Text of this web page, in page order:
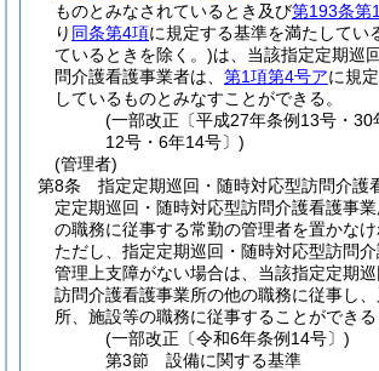
ものとみなされているとき及び第193条第
り 同条第4項に規定する基準を満たしてい
ているときを除く。)は、当該指定定期巡
問介護看護事業者は、 第1項第4号アに規
しているものとみなすことができる。
(一部改正〔平成27年条例13号・30
12号・6年14号〕)
(管理者)
第8条
指定定期巡回・随時対応型訪問介護
定定期巡回・随時対応型訪問介護看護事
の職務に従事する常勤の管理者を置かなけ
ただし、指定定期巡回・随時対応型訪問
管理上支障がない場合は、当該指定定期
訪問介護看護事業所の他の職務に従事し
所、施設等の職務に従事することができる
(一部改正〔令和6年条例14号〕)
第3節
設備に関する基準